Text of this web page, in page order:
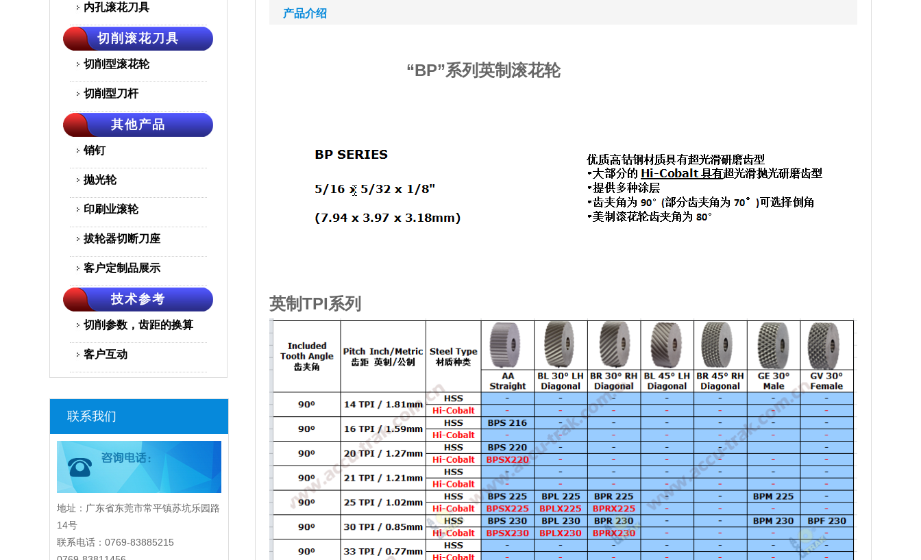
内孔滚花刀具
切削滚花刀具
切削型滚花轮
切削型刀杆
其他产品
销钉
抛光轮
印刷业滚轮
拔轮器切断刀座
客户定制品展示
技术参考
切削参数，齿距的换算
客户互动
联系我们
地址：广东省东莞市常平镇苏坑乐园路
14号
联系电话：0769-83885215
产品介绍
“BP”系列英制滚花轮
英制TPI系列